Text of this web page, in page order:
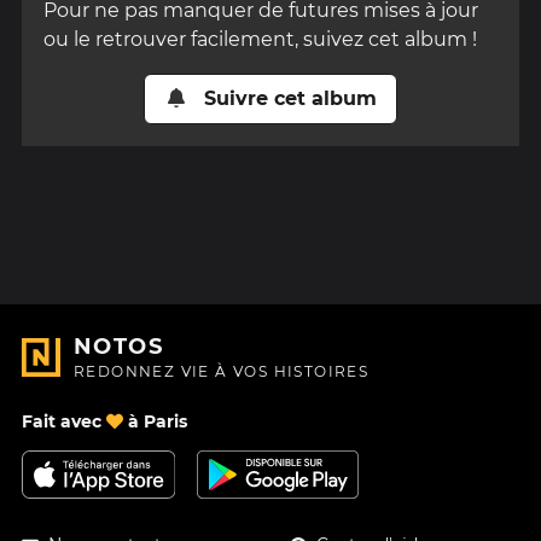
Pour ne pas manquer de futures mises à jour
ou le retrouver facilement, suivez cet album !
Suivre cet album
NOTOS
REDONNEZ VIE À VOS HISTOIRES
Fait avec à Paris